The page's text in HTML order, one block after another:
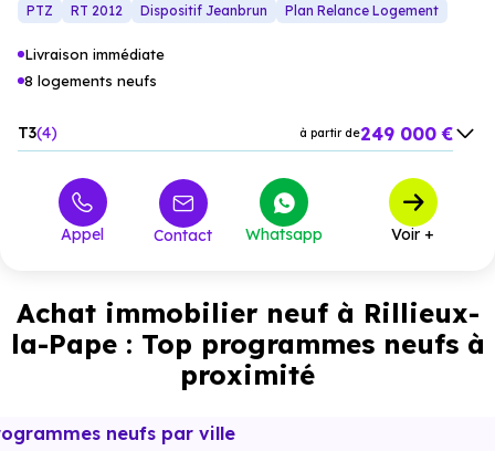
PTZ RT 2012 Dispositif Jeanbrun Plan Relance Logement
Livraison immédiate
8 logements neufs
T3 4 à partir de249 000 €
Appel Contact Whatsapp Voir +
Achat immobilier neuf à Rillieux-
la-Pape : Top programmes neufs à
proximité
neufs par ville